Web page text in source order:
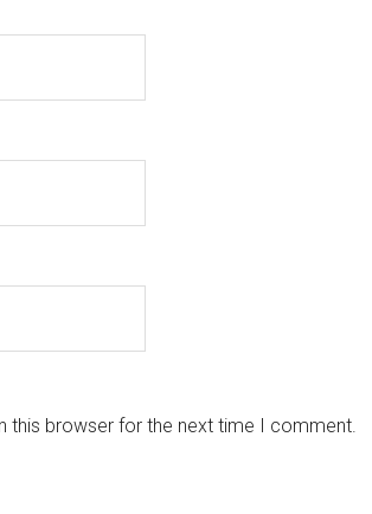
this browser for the next time I comment.